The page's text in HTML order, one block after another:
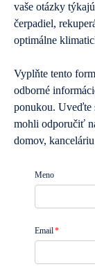
vaše otázky
čerpadiel,
optimálne
Vyplňte tento
odborné
ponukou. Uveďte
mohli odporučiť
domov,
Meno
Email